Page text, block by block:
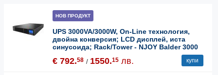
НОВ ПРОДУКТ
UPS 3000VA/3000W, On-Line технология,
двойна конверсия; LCD дисплей, иста
синусоида; Rack/Tower - NJOY Balder 3000
€ 792.58 / 1550.15 лв. купи